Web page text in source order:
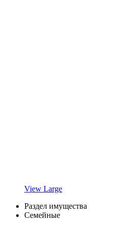
View Large
Раздел имущества
Семейные